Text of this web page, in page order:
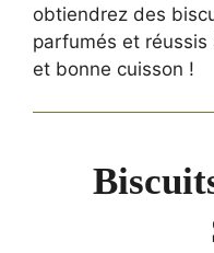
obtiendrez des
parfumés et
et bonne cuisson !